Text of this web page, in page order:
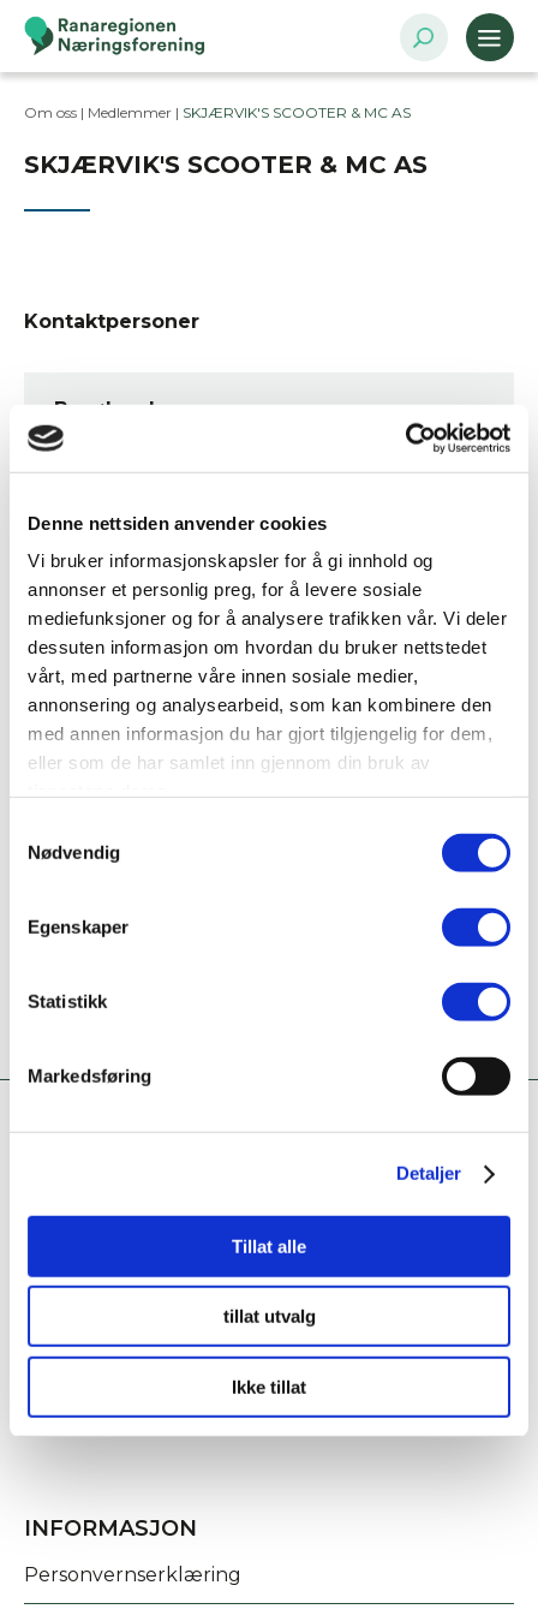
Denne nettsiden anvender cookies
Vi bruker informasjonskapsler for å gi innhold og
annonser et personlig preg, for å levere sosiale
mediefunksjoner og for å analysere trafikken vår. Vi deler
dessuten informasjon om hvordan du bruker nettstedet
vårt, med partnerne våre innen sosiale medier,
annonsering og analysearbeid, som kan kombinere den
med annen informasjon du har gjort tilgjengelig for dem,
eller som de har samlet inn gjennom din bruk av
Nødvendig
Egenskaper
Statistikk
Markedsføring
Detaljer
Tillat alle
tillat utvalg
Ikke tillat
Om oss | Medlemmer | SKJÆRVIK'S SCOOTER & MC AS
SKJÆRVIK'S SCOOTER & MC AS
Kontaktpersoner
Besøksadresse
Røssvollneset 15, 8615 SKONSENG
Røssvollneset 15, 8615 Skonseng
Bransje
Reparasjon av motorvogner
Nettside
www.ssmc.no/
Ta kontakt
post@ssogmc.no
KONTAKT OSS
Fridtjof Nansens gate 21
8622 Mo i Rana
post@rananf.no
INFORMASJON
Personvernserklæring